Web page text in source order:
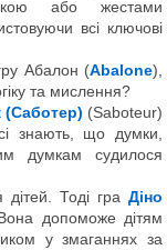
або жестами
всі ключові
Абалон (Abalone),
та мислення?
(Саботер) (Saboteur)
знають, що думки,
думкам судилося
дітей. Тоді граДіно
допоможе дітям
у змаганнях за